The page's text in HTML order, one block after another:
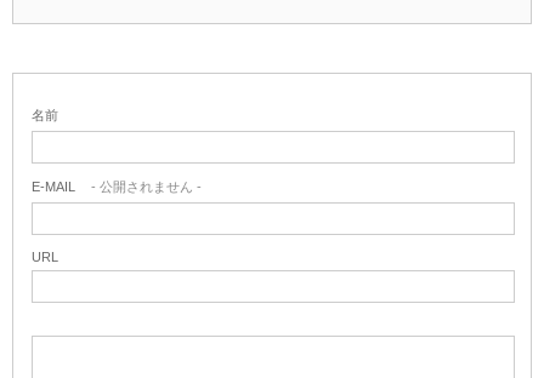
名前
E-MAIL - 公開されません -
URL